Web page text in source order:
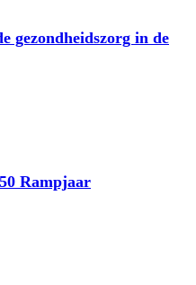
gezondheidszorg in de
Rampjaar